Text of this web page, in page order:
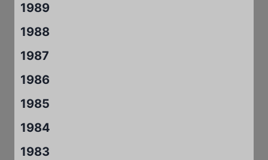
1989
1988
1987
1986
1985
1984
1983